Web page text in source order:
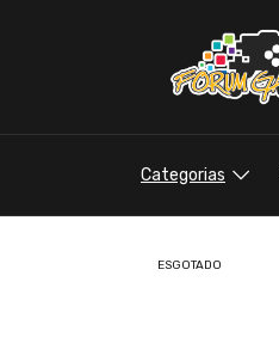
Categorias
ESGOTADO